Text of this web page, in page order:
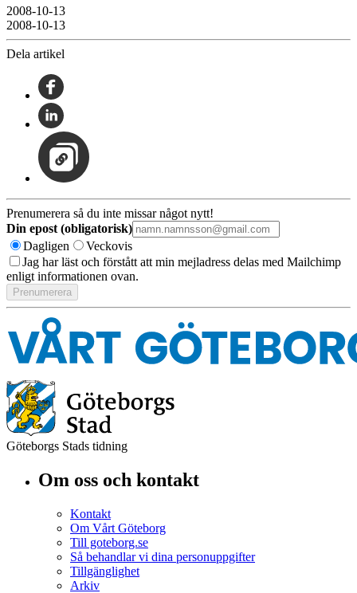
2008-10-13
2008-10-13
Dela artikel
Prenumerera så du inte missar något nytt!
Din epost (obligatorisk)
Dagligen
Veckovis
Jag har läst och förstått att min mejladress delas med Mailchimp
enligt informationen ovan.
Göteborgs Stads tidning
Om oss och kontakt
Kontakt
Om Vårt Göteborg
Till goteborg.se
Så behandlar vi dina personuppgifter
Tillgänglighet
Arkiv